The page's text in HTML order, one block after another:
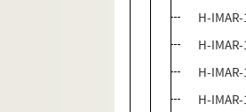
H-
H-
H-
H-